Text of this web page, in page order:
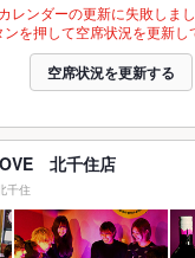
カレンダーの更新に失敗しまし
を押して空席状況を更新し
空席状況を更新する
北千住店
千住